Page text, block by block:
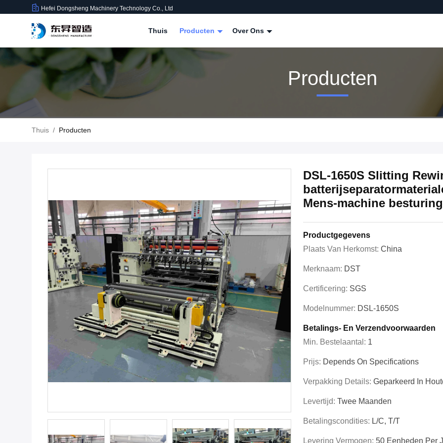
Hefei Dongsheng Machinery Technology Co., Ltd
Thuis Producten Over Ons
Producten
Thuis / Producten
DSL-1650S Slitting
Mens-machine
Productgegevens
Plaats Van Herkomst: China
Merknaam: DST
Certificering: SGS
Modelnummer: DSL-1650S
Betalings- En Verzendvoorwaarden
Min. Bestelaantal: 1
Prijs: Depends On Specifications
Verpakking Details: Geparkeerd In
Levertijd: Twee Maanden
Betalingscondities: L/C, T/T
Levering Vermogen: 50 Eenheden Per